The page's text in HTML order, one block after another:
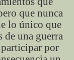
que nunca
lo único que
de una guerra
por